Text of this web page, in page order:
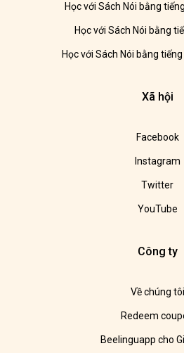
Học với Sách Nói bằng
Học với Sách Nói bằng
Học với Sách Nói bằng
Xã hội
Facebook
Instagram
Twitter
YouTube
Công ty
Về chúng tôi
Redeem
Beelinguapp cho